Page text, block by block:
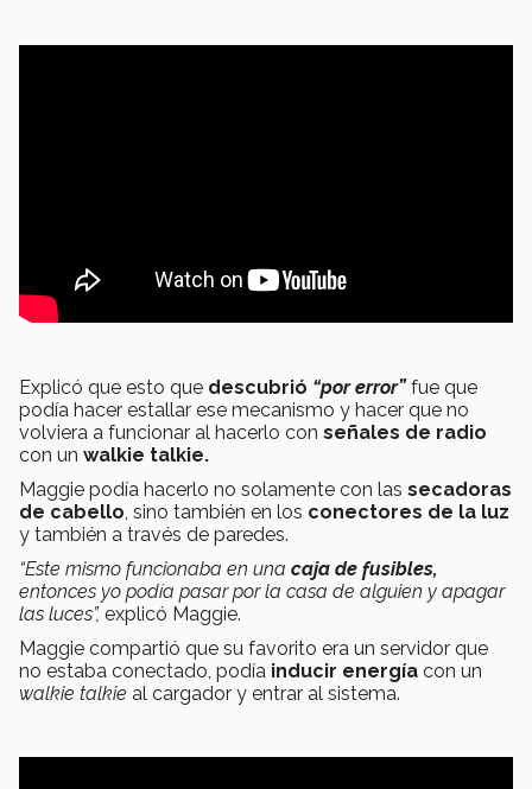
Explicó que esto que descubrió “por error” fue que
podía hacer estallar ese mecanismo y hacer que no
volviera a funcionar al hacerlo con señales de radio
con un walkie talkie.
Maggie podía hacerlo no solamente con las secadoras
de cabello , sino también en los conectores de la luz
y también a través de paredes.
“Este mismo funcionaba en una caja de fusibles,
entonces yo podía pasar por la casa de alguien y apagar
las luces”, explicó Maggie.
Maggie compartió que su favorito era un servidor que
no estaba conectado, podía inducir energía con un
walkie talkie al cargador y entrar al sistema.